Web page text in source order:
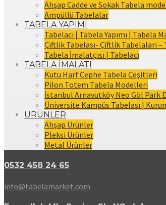
Ahşap Cadde ve Sokak Tabela
Ampüllü Tabelalar
TABELA YAPIMI
Tabelacı | Tabela Yapımı | Tabela
Çiftlik Tabelası- Çiftlik Tabelaları
Tabela İmalatçısı | Tabelacı
TABELA İMALATI
Kutu Harf Cephe Tabela Çeşitleri
Pilon Totem Tabela Modelleri
İstanbul Arnavutköy Neo Göl Park
Üniversite Kampüs Tabelası |
ÜRÜNLER
Ahşap Ürünler
Pleksi Ürünler
Metal Ürünler
0532 458 24 65
info@tabelamarket.com